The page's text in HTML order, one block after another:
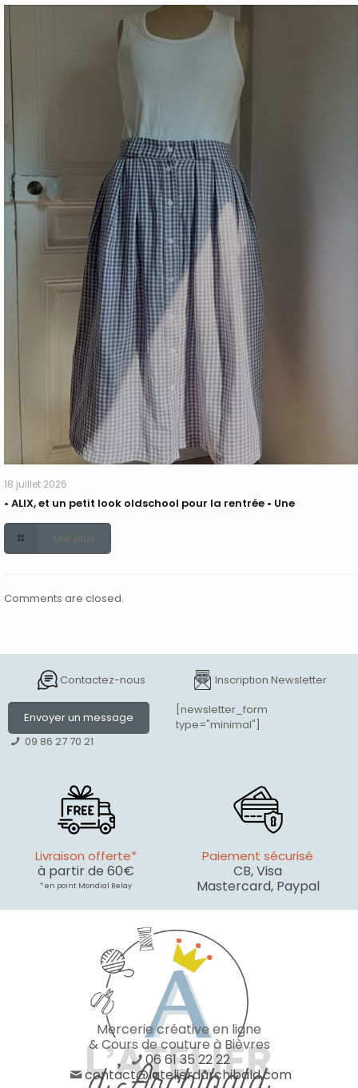
18 juillet 2026
• ALIX, et un petit look oldschool pour la rentrée • Une
Lire plus
Comments are closed.
Contactez-nous
Envoyer un message
09 86 27 70 21
Inscription Newsletter
[newsletter_form
type="minimal"]
Livraison offerte*
à partir de 60€
* en point Mondial Relay
Paiement sécurisé
CB, Visa
Mastercard, Paypal
Mercerie créative en ligne
& Cours de couture à Bièvres
06 61 35 22 22
contact@latelierdarchibald.com